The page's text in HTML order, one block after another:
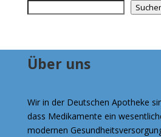
Über uns
Wir in der Deutschen Apotheke
dass Medikamente ein
modernen